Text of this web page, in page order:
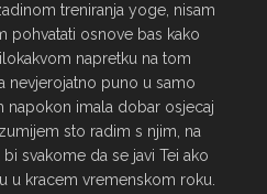
treniranja yoge, nisam
pohvatati osnove bas kako
napretku na tom
nevjerojatno puno u samo
napokon imala dobar osjecaj
sto radim s njim, na
svakome da se javi Tei ako
u kracem vremenskom roku.